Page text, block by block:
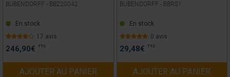
BUBENDORFF - BB220042
En stock
17 avis
246,90€ TTC
AJOUTER AU PANIER
BUBENDORFF - BBRS1
En stock
0 avis
29,48€ TTC
AJOUTER AU PANIER